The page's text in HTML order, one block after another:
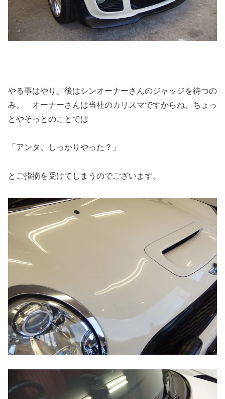
やる事はやり、後はシンオーナーさんのジャッジを待つの
み。 オーナーさんは当社のカリスマですからね。ちょっ
とやそっとのことでは
「アンタ、しっかりやった？」
とご指摘を受けてしまうのでございます。